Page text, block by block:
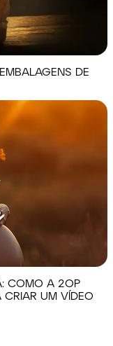
DE
COMO A 2OP
CRIAR UM VÍDEO